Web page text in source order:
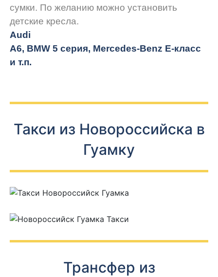
сумки. По желанию можно установить
детские кресла.
Audi
A6, BMW 5 серия, Mercedes-Benz E-класс
и т.п.
Такси из Новороссийска в
Гуамку
Трансфер из